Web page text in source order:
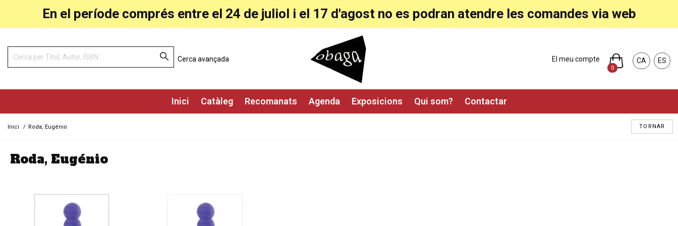
En el període comprés entre el 24 de juliol i el 17 d'agost no es podran atendre les comandes via web
CA ES
El meu compte
0
Inici Catàleg Recomanats Agenda Exposicions Qui som? Contactar
Cerca avançada
Inici / Roda, Eugénio TORNAR
Roda, Eugénio